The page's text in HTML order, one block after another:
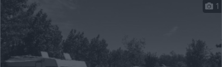
1